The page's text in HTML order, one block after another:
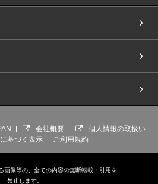
会社概要
個人情報の取扱い
基づく表示
ご利用規約
画像等の、全ての内容の無断転載・引用を
禁止します。